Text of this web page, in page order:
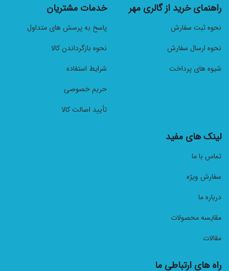
راهنمای خرید از گالری مهر
نحوه ثبت سفارش
نحوه ارسال سفارش
شیوه های پرداخت
خدمات مشتریان
پاسخ به پرسش های متداول
نحوه بازگرداندن کالا
شرایط استفاده
حریم خصوصی
تأیید اصالت کالا
لینک های مفید
تماس با ما
سفارش ویژه
درباره ما
مقایسه محصولات
مقالات
راه های ارتباطی ما